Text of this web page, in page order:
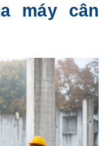
máy cân